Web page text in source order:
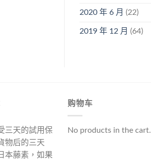
2020 年 6 月 (22)
2019 年 12 月 (64)
三天的試用保
物后的三天
本藤素，如果
购物车
No products in the cart.